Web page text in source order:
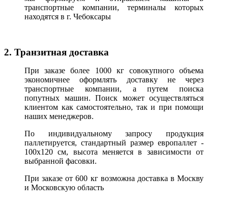
транспортные компании, терминалы которых
находятся в г. Чебоксары
2. Транзитная доставка
При заказе более 1000 кг совокупного объема
экономичнее оформлять доставку не через
транспортные компании, а путем поиска
попутных машин. Поиск может осуществляться
клиентом как самостоятельно, так и при помощи
наших менеджеров.
По индивидуальному запросу продукция
паллетируется, стандартный размер европаллет -
100х120 см, высота меняется в зависимости от
выбранной фасовки.
При заказе от 600 кг возможна доставка в Москву
и Московскую область